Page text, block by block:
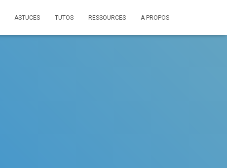
ASTUCES TUTOS RESSOURCES A PROPOS